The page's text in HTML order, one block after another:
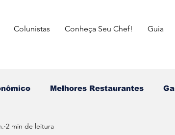
Colunistas Conheça Seu Chef! Guia
Melhores Restaurantes
⁠Insiders
2 min de leitura